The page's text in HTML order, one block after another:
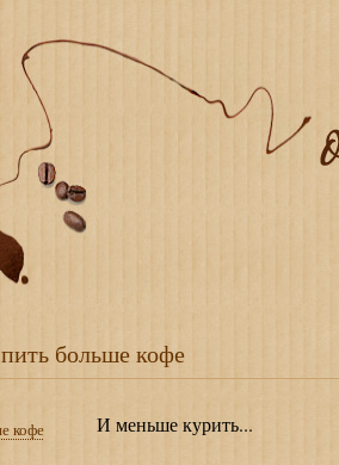
больше кофе
И меньше курить...